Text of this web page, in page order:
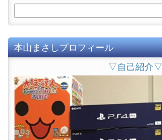
本山まさしプロフィール
▽自己紹介▽